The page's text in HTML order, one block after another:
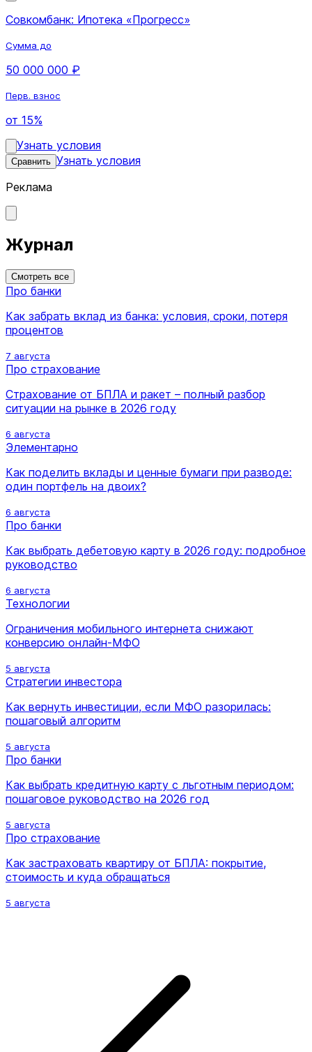
Совкомбанк: Ипотека «Прогресс»
Сумма до
50 000 000 ₽
Перв. взнос
от 15%
Узнать условия
Сравнить Узнать условия
Реклама
Журнал
Смотреть все
Про банки
Как забрать вклад из банка: условия, сроки, потеря
процентов
7 августа
Про страхование
Страхование от БПЛА и ракет – полный разбор
ситуации на рынке в 2026 году
6 августа
Элементарно
Как поделить вклады и ценные бумаги при разводе:
один портфель на двоих?
6 августа
Про банки
Как выбрать дебетовую карту в 2026 году: подробное
руководство
6 августа
Технологии
Ограничения мобильного интернета снижают
конверсию онлайн-МФО
5 августа
Стратегии инвестора
Как вернуть инвестиции, если МФО разорилась:
пошаговый алгоритм
5 августа
Про банки
Как выбрать кредитную карту с льготным периодом:
пошаговое руководство на 2026 год
5 августа
Про страхование
Как застраховать квартиру от БПЛА: покрытие,
стоимость и куда обращаться
5 августа